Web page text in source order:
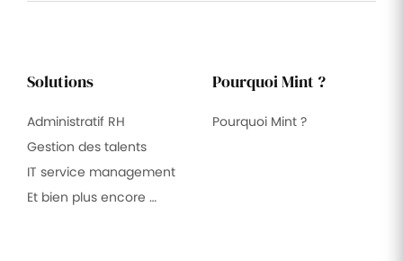
Solutions
Administratif RH
Gestion des talents
IT service management
Et bien plus encore …
Pourquoi Mint ?
Pourquoi Mint ?